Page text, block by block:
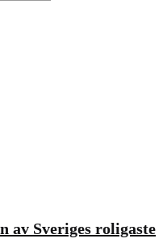
av Sveriges roligaste